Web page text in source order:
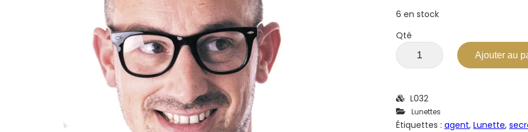
6 en stock
Qté
Ajouter au
L032
Lunettes
Étiquettes : agent, Lunette,